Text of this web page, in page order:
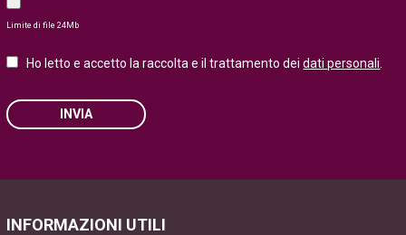
Limite di file 24Mb
Ho letto e accetto la raccolta e il trattamento deidati personali.
INVIA
INFORMAZIONI UTILI